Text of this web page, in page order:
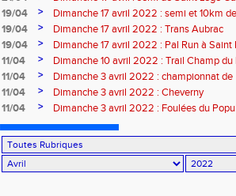
19/04
>
Dimanche 17 avril 2022 : semi et 10km
19/04
>
Dimanche 17 avril 2022 : Trans Aubrac
19/04
>
Dimanche 17 avril 2022 : Pal Run à Saint
11/04
>
Dimanche 10 avril 2022 : Trail Champ
11/04
>
Dimanche 3 avril 2022 : championnat
au Château de Chamarande (91)
11/04 >
Dimanche 3 avril 2022 : Cheverny
11/04
> Dimanche 3 avril 2022 : Foulées du